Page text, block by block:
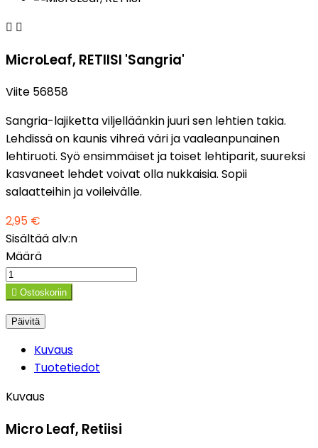
 
MicroLeaf, RETIISI 'Sangria'
Viite 56858
Sangria-lajiketta viljelläänkin juuri sen lehtien takia.
Lehdissä on kaunis vihreä väri ja vaaleanpunainen
lehtiruoti. Syö ensimmäiset ja toiset lehtiparit, suureksi
kasvaneet lehdet voivat olla nukkaisia. Sopii
salaatteihin ja voileivälle.
2,95 €
Sisältää alv:n
Määrä
 Ostoskoriin
Kuvaus
Tuotetiedot
Kuvaus
Micro Leaf, Retiisi